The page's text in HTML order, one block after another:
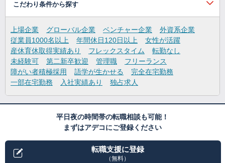
こだわり条件から探す
上場企業 グローバル企業 ベンチャー企業
外資系企業
従業員1000名以上
年間休日120日以上
女性が活躍
産休育休取得実績あり
フレックスタイム
転勤なし
未経験可
第二新卒歓迎 管理職
フリーランス
障がい者積極採用
語学が生かせる
完全在宅勤務
一部在宅勤務
入社実績あり 独占求人
平日夜の時間帯の転職相談も可能！
まずはアデコにご登録ください
転職支援に登録
（無料）